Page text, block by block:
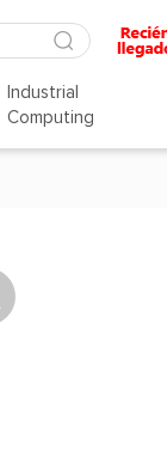
Industrial
Computing